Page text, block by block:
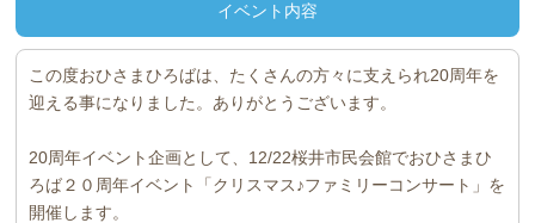
イベント内容
この度おひさまひろばは、たくさんの方々に支えられ20周年を
迎える事になりました。ありがとうございます。
20周年イベント企画として、12/22桜井市民会館でおひさまひ
ろば２０周年イベント「クリスマス♪ファミリーコンサート」を
開催します。